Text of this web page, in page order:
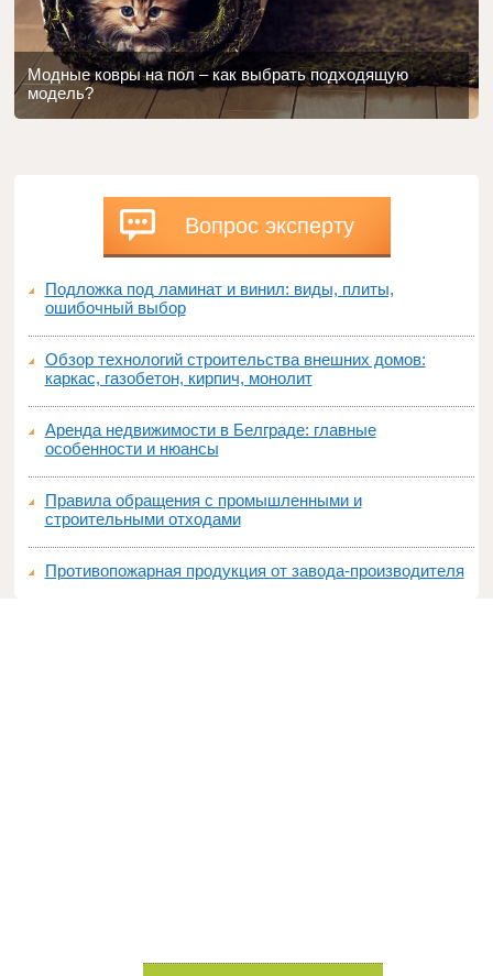
Модные ковры на пол – как выбрать подходящую
модель?
Вопрос эксперту
Подложка под ламинат и винил: виды, плиты,
ошибочный выбор
Обзор технологий строительства внешних домов:
каркас, газобетон, кирпич, монолит
Аренда недвижимости в Белграде: главные
особенности и нюансы
Правила обращения с промышленными и
строительными отходами
Противопожарная продукция от завода-производителя